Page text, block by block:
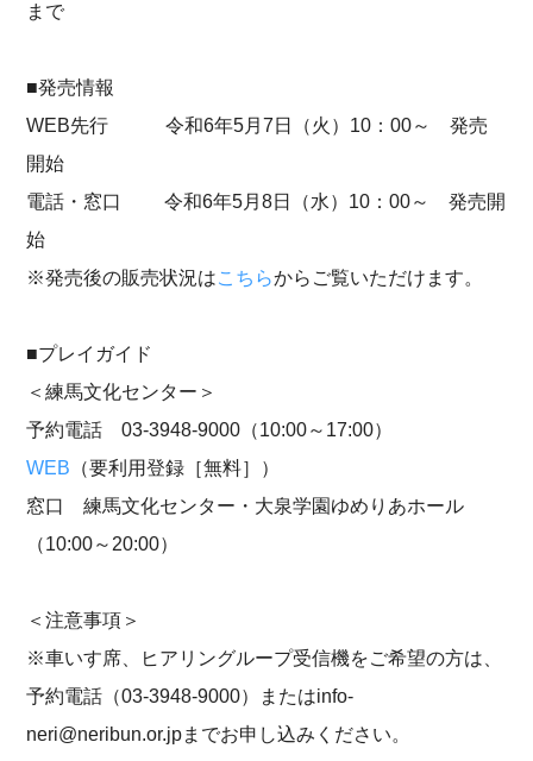
まで
■発売情報
WEB先行 令和6年5月7日（火）10：00～ 発売
開始
電話・窓口 令和6年5月8日（水）10：00～ 発売開
始
※発売後の販売状況はこちらからご覧いただけます。
■プレイガイド
＜練馬文化センター＞
予約電話 03-3948-9000（10:00～17:00）
WEB （要利用登録［無料］）
窓口 練馬文化センター・大泉学園ゆめりあホール
（10:00～20:00）
＜注意事項＞
※車いす席、ヒアリングループ受信機をご希望の方は、
予約電話（03-3948-9000）またはinfo-
neri@neribun.or.jpまでお申し込みください。